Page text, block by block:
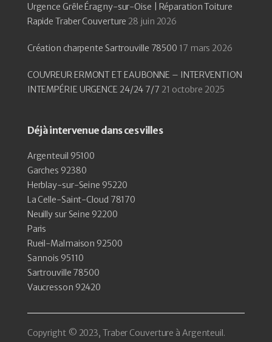
Urgence Grêle Éragny-sur-Oise | Réparation Toiture
Rapide Traber Couverture 28 juin 2026
Création charpente Sartrouville 78500 17 mars 2026
COUVREUR ERMONT ET EAUBONNE – INTERVENTION
INTEMPÉRIE URGENCE 24/24 7/7 21 octobre 2025
Déjà intervenue dans ces villes
Argenteuil 95100
Garches 92380
Herblay-sur-Seine 95220
La Celle-Saint-Cloud 78170
Neuilly sur Seine 92200
Paris
Rueil-Malmaison 92500
Sannois 95110
Sartrouville 78500
Vaucresson 92420
Copyright © 2023, Traber Couverture à Argenteuil.